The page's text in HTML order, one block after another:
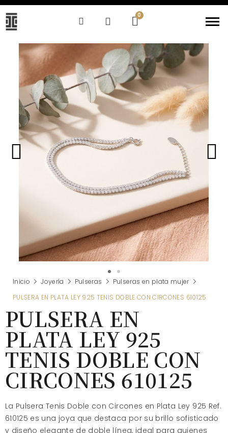
Inicio Joyería Pulseras
Pulseras en plata mujer
PULSERA EN PLATA LEY 925 TENIS DOBLE CON CIRCONES 610125
PULSERA EN
PLATA LEY 925
TENIS DOBLE CON
CIRCONES 610125
La Pulsera Tenis Doble con Circones en Plata Ley 925 Ref.
610125 es una joya que destaca por su brillo sofisticado
y diseño elegante de doble línea, ideal para quienes